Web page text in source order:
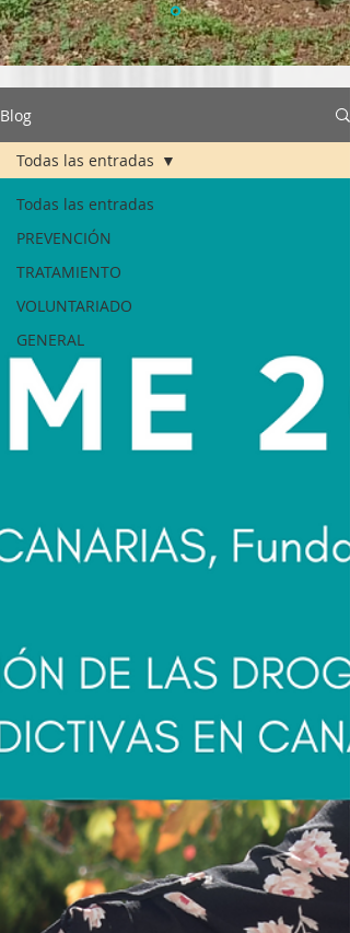
Blog
Todas las entradas
PREVENCIÓN
TRATAMIENTO
VOLUNTARIADO
GENERAL
Todas las entradas